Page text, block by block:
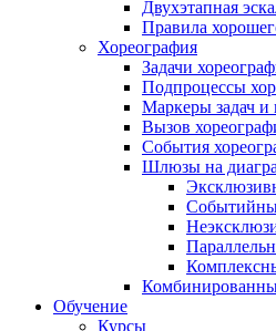
Двухэтапная
Правила
Хореография
Задачи
Подпроцессы
Маркеры задач и
Вызов
События
Шлюзы на
Обучение
Курсы